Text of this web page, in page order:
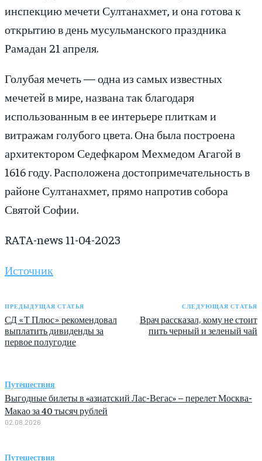
инспекцию мечети Султанахмет, и она готова к
открытию в день мусульманского праздника
Рамадан 21 апреля.
Голубая мечеть — одна из самых известных
мечетей в мире, названа так благодаря
использованным в ее интерьере плиткам и
витражам голубого цвета. Она была построена
архитектором Седефкаром Мехмедом Агагой в
1616 году. Расположена достопримечательность в
районе Султанахмет, прямо напротив собора
Святой Софии.
RATA-news 11-04-2023
Источник
ПРЕДЫДУЩАЯ СТАТЬЯ
СД «Т Плюс» рекомендовал
выплатить дивиденды за
первое полугодие
СЛЕДУЮЩАЯ СТАТЬЯ
Врач рассказал, кому не стоит
пить черный и зеленый чай
Путешествия
Выгодные билеты в «азиатский Лас-Вегас» – перелет Москва-
Макао за 40 тысяч рублей
02.08.2026
Путешествия